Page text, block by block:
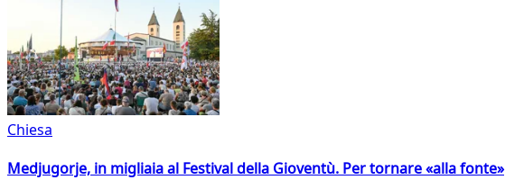
Chiesa
Medjugorje, in migliaia al Festival della Gioventù. Per tornare «alla fonte»